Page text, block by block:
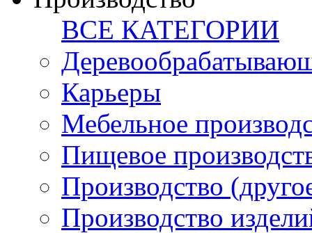
ВСЕ КАТЕГОРИИ
Карьеры
Мебельное
Пищевое
Производство
Производство